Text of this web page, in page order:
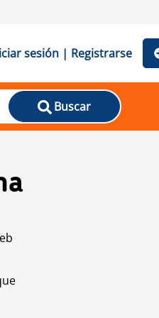
sesión | Registrarse
Buscar